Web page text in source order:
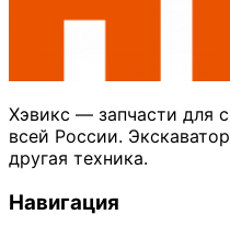
Хэвикс — запчасти для
всей России.
другая техника.
Навигация